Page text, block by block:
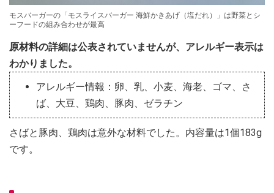
モスバーガーの「モスライスバーガー 海鮮かきあげ（塩だれ）」は野菜とシ
ーフードの組み合わせが最高
原材料の詳細は公表されていませんが、アレルギー表示は
わかりました。
アレルギー情報：卵、乳、小麦、海老、ゴマ、さ
ば、大豆、鶏肉、豚肉、ゼラチン
さばと豚肉、鶏肉は意外な材料でした。内容量は1個183g
です。